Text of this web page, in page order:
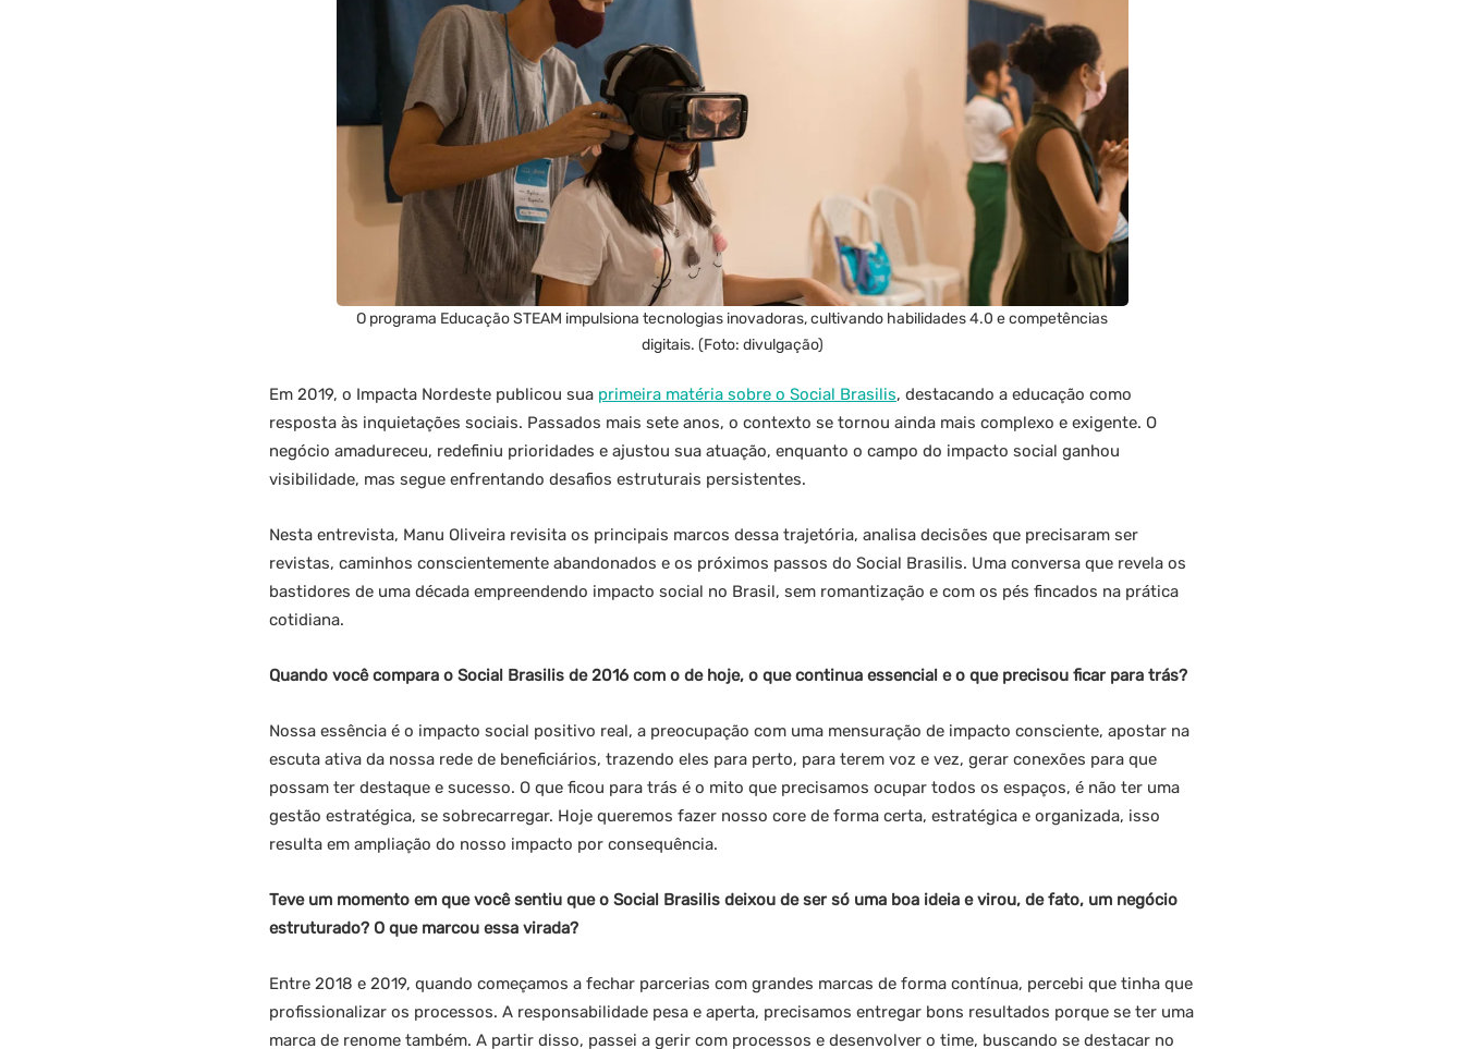
O programa Educação STEAM impulsiona tecnologias inovadoras, cultivando habilidades 4.0 e competências
digitais. (Foto: divulgação)
Em 2019, o Impacta Nordeste publicou sua primeira matéria sobre o Social Brasilis, destacando a educação como
resposta às inquietações sociais. Passados mais sete anos, o contexto se tornou ainda mais complexo e exigente. O
negócio amadureceu, redefiniu prioridades e ajustou sua atuação, enquanto o campo do impacto social ganhou
visibilidade, mas segue enfrentando desafios estruturais persistentes.
Nesta entrevista, Manu Oliveira revisita os principais marcos dessa trajetória, analisa decisões que precisaram ser
revistas, caminhos conscientemente abandonados e os próximos passos do Social Brasilis. Uma conversa que revela os
bastidores de uma década empreendendo impacto social no Brasil, sem romantização e com os pés fincados na prática
cotidiana.
Quando você compara o Social Brasilis de 2016 com o de hoje, o que continua essencial e o que precisou ficar para trás?
Nossa essência é o impacto social positivo real, a preocupação com uma mensuração de impacto consciente, apostar na
escuta ativa da nossa rede de beneficiários, trazendo eles para perto, para terem voz e vez, gerar conexões para que
possam ter destaque e sucesso. O que ficou para trás é o mito que precisamos ocupar todos os espaços, é não ter uma
gestão estratégica, se sobrecarregar. Hoje queremos fazer nosso core de forma certa, estratégica e organizada, isso
resulta em ampliação do nosso impacto por consequência.
Teve um momento em que você sentiu que o Social Brasilis deixou de ser só uma boa ideia e virou, de fato, um negócio
estruturado? O que marcou essa virada?
Entre 2018 e 2019, quando começamos a fechar parcerias com grandes marcas de forma contínua, percebi que tinha que
profissionalizar os processos. A responsabilidade pesa e aperta, precisamos entregar bons resultados porque se ter uma
marca de renome também. A partir disso, passei a gerir com processos e desenvolver o time, buscando se destacar no